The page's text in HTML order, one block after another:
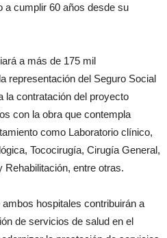
a cumplir 60 años desde su
a más de 175 mil
representación del Seguro Social
la contratación del proyecto
con la obra que contempla
como Laboratorio clínico,
Tococirugía, Cirugía General,
entre otras.
hospitales contribuirán a
de servicios de salud en el